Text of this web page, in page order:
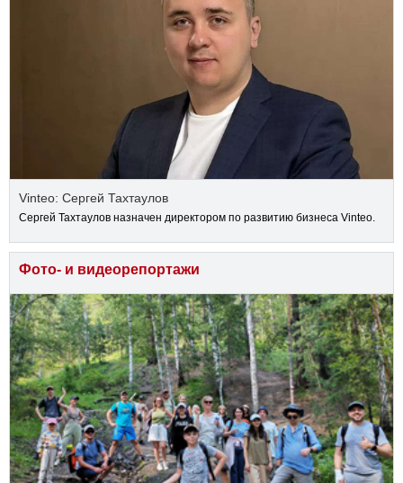
Vinteo: Сергей Тахтаулов
Сергей Тахтаулов назначен директором по развитию бизнеса Vinteo.
Фото- и видеорепортажи